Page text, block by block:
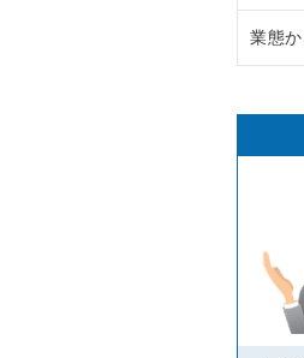
渋
新
葛
中
江
東
東
東
東
東
業態
荒
荒
荒
荒